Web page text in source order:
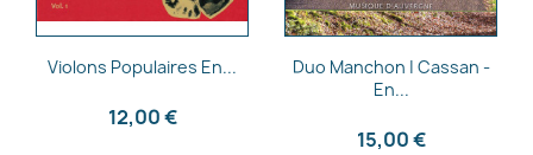
Aperçu rapide
Violons Populaires En...
12,00 €
Aperçu rapide
Duo Manchon | Cassan -
En...
15,00 €